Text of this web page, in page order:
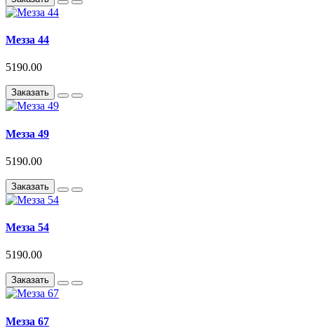
Мезза 44
5190.00
Заказать
Мезза 49
5190.00
Заказать
Мезза 54
5190.00
Заказать
Мезза 67